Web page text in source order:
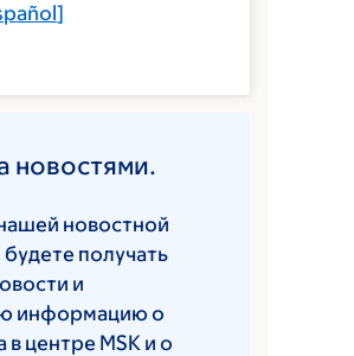
]
новостями.
новостной
получать
и
информацию о
в центре MSK и о